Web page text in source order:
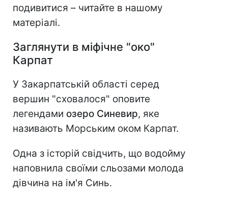
подивитися – читайте в нашому
матеріалі.
Заглянути в міфічне "око"
Карпат
У Закарпатській області серед
вершин "сховалося" оповите
легендами озеро Синевир, яке
називають Морським оком Карпат.
Одна з історій свідчить, що водойму
наповнила своїми сльозами молода
дівчина на ім'я Синь.